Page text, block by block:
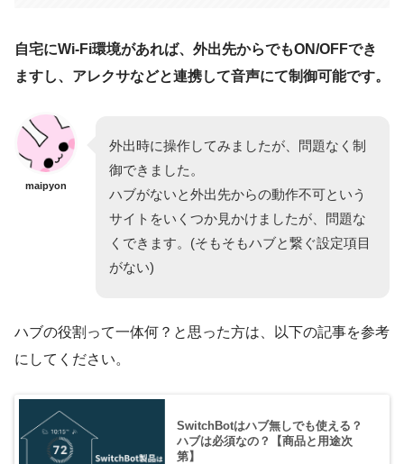
選んで「プラグミニ(JP)」をタップ
SwitchBotプラグミニを接続する
アプリを読んで指示に従います。
自宅にWi-Fi環境があれば、外出先からでもON/OFFでき
ますし、アレクサなどと連携して音声にて制御可能です。
maipyon
外出時に操作してみましたが、問題なく制
御できました。
ハブがないと外出先からの動作不可という
サイトをいくつか見かけましたが、問題な
くできます。(そもそもハブと繋ぐ設定項目
がない)
ハブの役割って一体何？と思った方は、以下の記事を参考
にしてください。
SwitchBotはハブ無しでも使える？
ハブは必須なの？【商品と用途次
第】